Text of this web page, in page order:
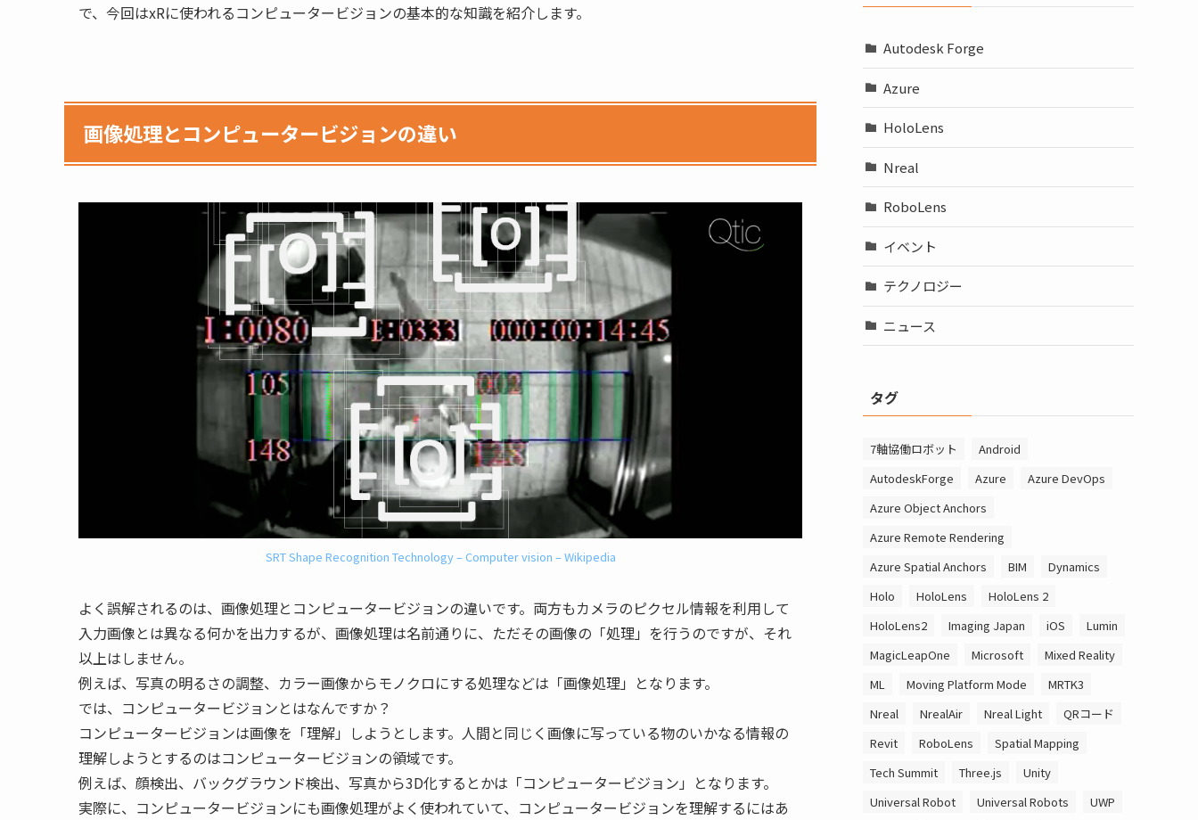
で、今回はxRに使われるコンピュータービジョンの基本的な知識を紹介します。
画像処理とコンピュータービジョンの違い
SRT Shape Recognition Technology – Computer vision – Wikipedia
よく誤解されるのは、画像処理とコンピュータービジョンの違いです。両方もカメラのピクセル情報を利用して
入力画像とは異なる何かを出力するが、画像処理は名前通りに、ただその画像の「処理」を行うのですが、それ
以上はしません。
例えば、写真の明るさの調整、カラー画像からモノクロにする処理などは「画像処理」となります。
では、コンピュータービジョンとはなんですか？
コンピュータービジョンは画像を「理解」しようとします。人間と同じく画像に写っている物のいかなる情報の
理解しようとするのはコンピュータービジョンの領域です。
例えば、顔検出、バックグラウンド検出、写真から3D化するとかは「コンピュータービジョン」となります。
実際に、コンピュータービジョンにも画像処理がよく使われていて、コンピュータービジョンを理解するにはあ
Autodesk Forge
Azure
HoloLens
Nreal
RoboLens
イベント
テクノロジー
ニュース
タグ
7軸協働ロボット
Android
AutodeskForge
Azure
Azure DevOps
Azure Object Anchors
Azure Remote Rendering
Azure Spatial Anchors
BIM
Dynamics
Holo
HoloLens
HoloLens 2
HoloLens2
Imaging Japan iOS
Lumin
MagicLeapOne
Microsoft
Mixed Reality
ML
Moving Platform Mode
MRTK3
Nreal
NrealAir Nreal Light
QRコード
Revit
RoboLens
Spatial Mapping
Tech Summit
Three.js
Unity
Universal Robot
Universal Robots
UWP